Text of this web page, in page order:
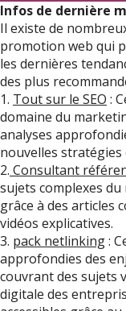
Infos de dernière
Il existe de
promotion web qui
les dernières
des plus
1. Tout sur le SEO :
domaine du
analyses
nouvelles stratégies
2. Consultant
sujets complexes
grâce à des articles
vidéos explicatives.
3. pack netlinking:
approfondies des
couvrant des sujets
digitale des